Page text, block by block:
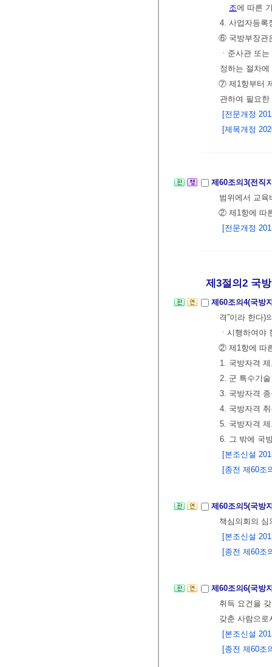
조에 따른
4. 사업자등록
⑥ 국방부장관
ㆍ준사관 또
정하는 절차
⑦ 제1항부터
관하여 필요
[전문개정
[제목개정
제60조의3(전직
범위에서 교
② 제1항에 따
[전문개정
제3절의2 국방
제60조의4(국방
격”이라 한다)
ㆍ시행하여야
② 제1항에 따
1. 국방자격
2. 군 특수기
3. 국방자격
4. 국방자격
5. 국방자격
6. 그 밖에 국
[본조신설
[종전 제60조
제60조의5(국방
책심의회의
[본조신설
[종전 제60조
제60조의6(국방
취득 요건을
갖춘 사람으
[본조신설
[종전 제60조